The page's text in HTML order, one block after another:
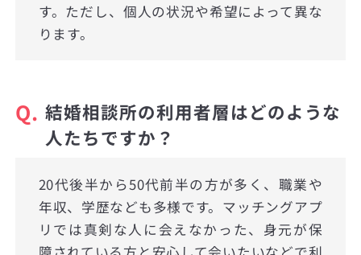
す。ただし、個人の状況や希望によって異な
ります。
Q. 結婚相談所の利用者層はどのような
人たちですか？
20代後半から50代前半の方が多く、職業や
年収、学歴なども多様です。マッチングアプ
リでは真剣な人に会えなかった、身元が保